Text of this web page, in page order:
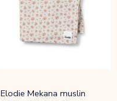
Elodie Mekana muslin